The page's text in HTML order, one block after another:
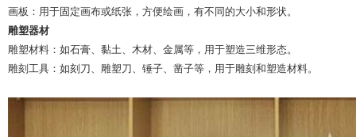
画板：用于固定画布或纸张，方便绘画，有不同的大小和形状。
雕塑器材
雕塑材料：如石膏、黏土、木材、金属等，用于塑造三维形态。
雕刻工具：如刻刀、雕塑刀、锤子、凿子等，用于雕刻和塑造材料。